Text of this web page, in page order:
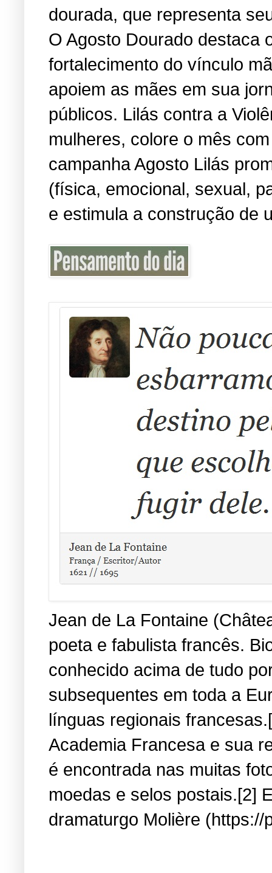
dourada, que representa
O Agosto Dourado destaca
fortalecimento do vínculo
apoiem as mães em sua
públicos. Lilás contra a
mulheres, colore o mês
campanha Agosto Lilás
(física, emocional, sexual,
e estimula a construção de
Jean de La Fontaine
poeta e fabulista francês.
conhecido acima de tudo
subsequentes em toda a
línguas regionais
Academia Francesa e sua
é encontrada nas muitas
moedas e selos postais.[2]
dramaturgo Molière